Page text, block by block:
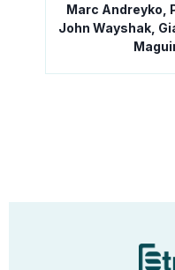
Marc Andreyko,
John Wayshak,